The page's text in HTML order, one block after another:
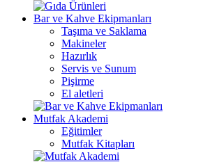
Bar ve Kahve Ekipmanları
Taşıma ve Saklama
Makineler
Hazırlık
Servis ve Sunum
Pişirme
El aletleri
Mutfak Akademi
Eğitimler
Mutfak Kitapları